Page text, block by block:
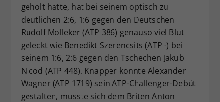
geholt hatte, hat bei seinem optisch zu
deutlichen 2:6, 1:6 gegen den Deutschen
Rudolf Molleker (ATP 386) genauso viel Blut
geleckt wie Benedikt Szerencsits (ATP -) bei
seinem 1:6, 2:6 gegen den Tschechen Jakub
Nicod (ATP 448). Knapper konnte Alexander
Wagner (ATP 1719) sein ATP-Challenger-Debüt
gestalten, musste sich dem Briten Anton